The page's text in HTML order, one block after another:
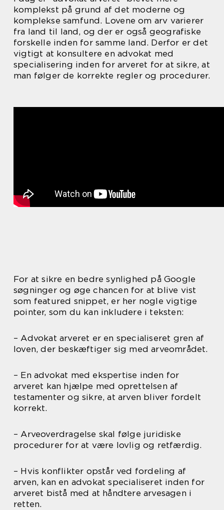
komplekst på grund af det moderne og
komplekse samfund. Lovene om arv varierer
fra land til land, og der er også geografiske
forskelle inden for samme land. Derfor er det
vigtigt at konsultere en advokat med
specialisering inden for arveret for at sikre, at
man følger de korrekte regler og procedurer.
For at sikre en bedre synlighed på Google
søgninger og øge chancen for at blive vist
som featured snippet, er her nogle vigtige
pointer, som du kan inkludere i teksten:
– Advokat arveret er en specialiseret gren af
loven, der beskæftiger sig med arveområdet.
– En advokat med ekspertise inden for
arveret kan hjælpe med oprettelsen af
testamenter og sikre, at arven bliver fordelt
korrekt.
– Arveoverdragelse skal følge juridiske
procedurer for at være lovlig og retfærdig.
– Hvis konflikter opstår ved fordeling af
arven, kan en advokat specialiseret inden for
arveret bistå med at håndtere arvesagen i
retten.